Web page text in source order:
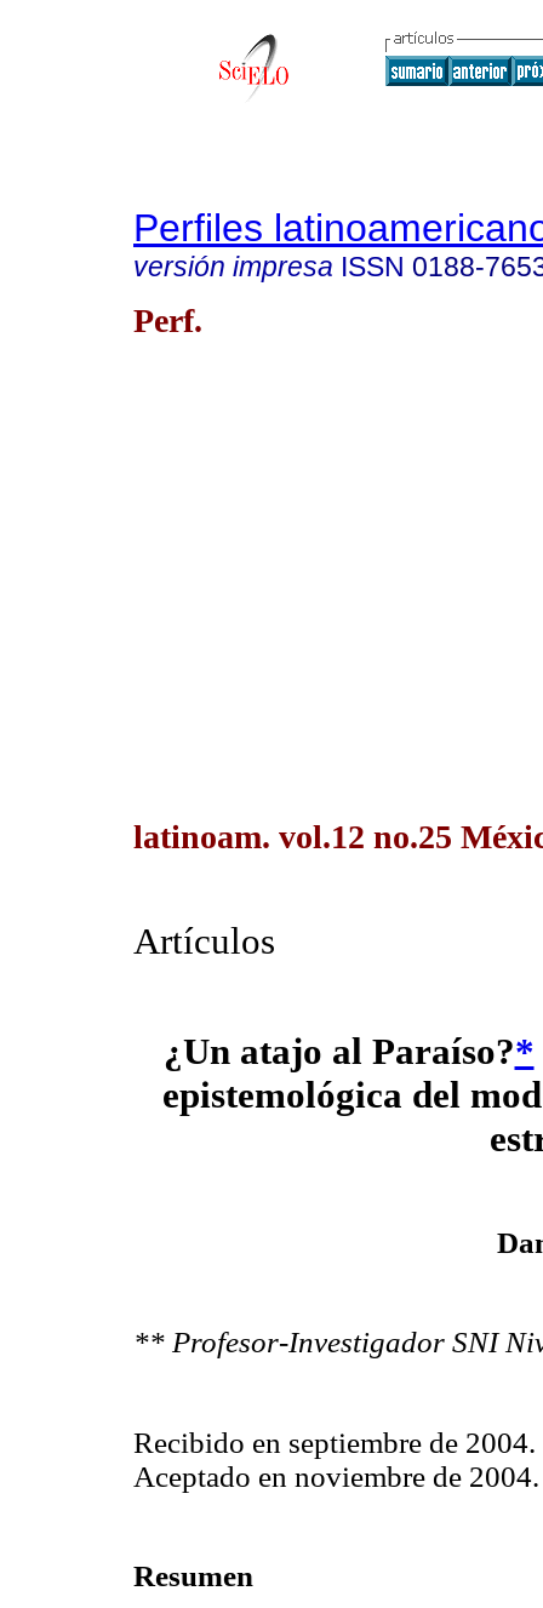
Perfiles
versión impresa ISSN 0188-
Perf.
latinoam. vol.12 no.25
Artículos
¿Un atajo al Paraíso?*
epistemológica del
** Profesor-Investigador SNI
Recibido en septiembre de 2004.
Aceptado en noviembre de 2004.
Resumen